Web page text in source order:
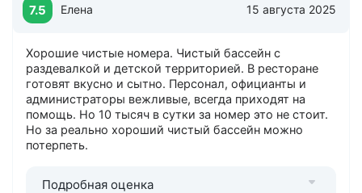
7.5 Елена 15 августа 2025
Хорошие чистые номера. Чистый бассейн с
раздевалкой и детской территорией. В ресторане
готовят вкусно и сытно. Персонал, официанты и
администраторы вежливые, всегда приходят на
помощь. Но 10 тысяч в сутки за номер это не стоит.
Но за реально хороший чистый бассейн можно
потерпеть.
Подробная оценка